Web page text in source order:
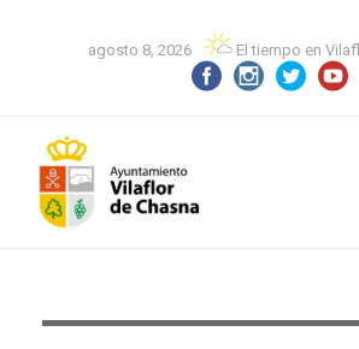
agosto 8, 2026 El tiempo en